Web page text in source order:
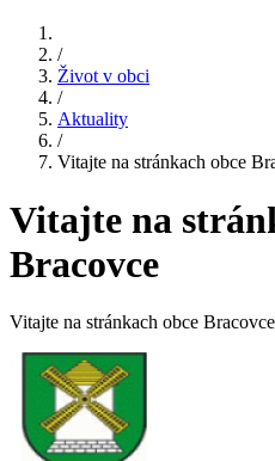
/
Život v obci
/
Aktuality
/
Vitajte na stránkach obce
Vitajte na
Bracovce
Vitajte na stránkach obce Bracovce